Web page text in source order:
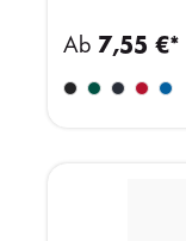
Ab 7,55 €*